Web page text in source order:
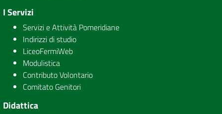
I Servizi
Servizi e Attività Pomeridiane
Indirizzi di studio
LiceoFermiWeb
Modulistica
Contributo Volontario
Comitato Genitori
Didattica